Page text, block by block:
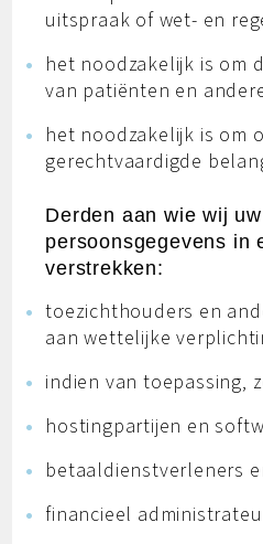
uitspraak of wet- en
het noodzakelijk is om
van patiënten en
het noodzakelijk is om
gerechtvaardigde
Derden aan wie wij uw
persoonsgegevens in
verstrekken:
toezichthouders en
aan wettelijke
indien van toepassing,
hostingpartijen en
betaaldienstverleners
financieel